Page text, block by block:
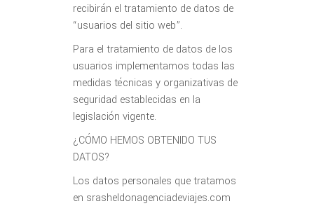
recibirán el tratamiento de datos de
“usuarios del sitio web”.
Para el tratamiento de datos de los
usuarios implementamos todas las
medidas técnicas y organizativas de
seguridad establecidas en la
legislación vigente.
¿CÓMO HEMOS OBTENIDO TUS
DATOS?
Los datos personales que tratamos
en srasheldonagenciadeviajes.com